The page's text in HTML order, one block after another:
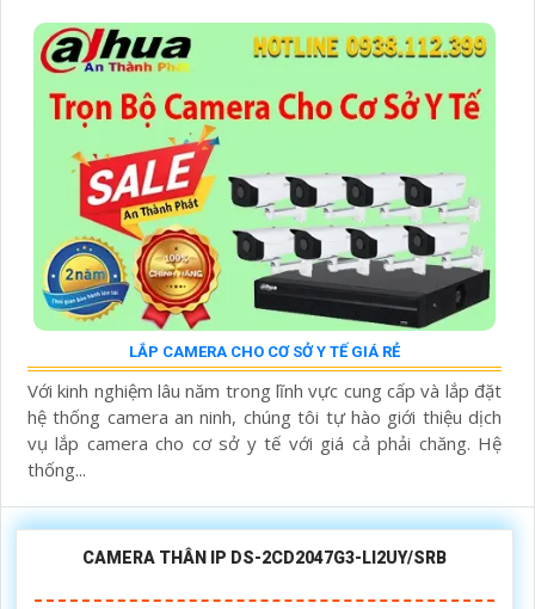
LẮP CAMERA CHO CƠ SỞ Y TẾ GIÁ RẺ
Với kinh nghiệm lâu năm trong lĩnh vực cung cấp và lắp đặt
hệ thống camera an ninh, chúng tôi tự hào giới thiệu dịch
vụ lắp camera cho cơ sở y tế với giá cả phải chăng. Hệ
thống...
CAMERA THÂN IP DS-2CD2047G3-LI2UY/SRB